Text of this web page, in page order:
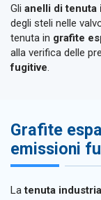
Gli anelli di tenuta
degli steli nelle
tenuta in grafite
alla verifica delle
fugitive.
Grafite
emissioni
Latenuta